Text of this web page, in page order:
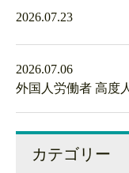
2026.07.23
2026.07.06
外国人労働者 高度
カテゴリー